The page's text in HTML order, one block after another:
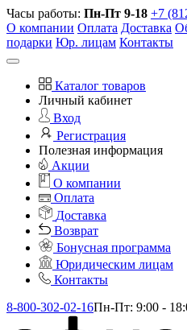
Часы работы: Пн-Пт 9-18 +7
О компании Оплата Доставка
подарки Юр. лицам Контакты
Каталог товаров
Личный кабинет
Вход
Регистрация
Полезная информация
Акции
О компании
Оплата
Доставка
Возврат
Бонусная программа
Юридическим лицам
Контакты
8-800-302-02-16Пн-Пт: 9:00 -